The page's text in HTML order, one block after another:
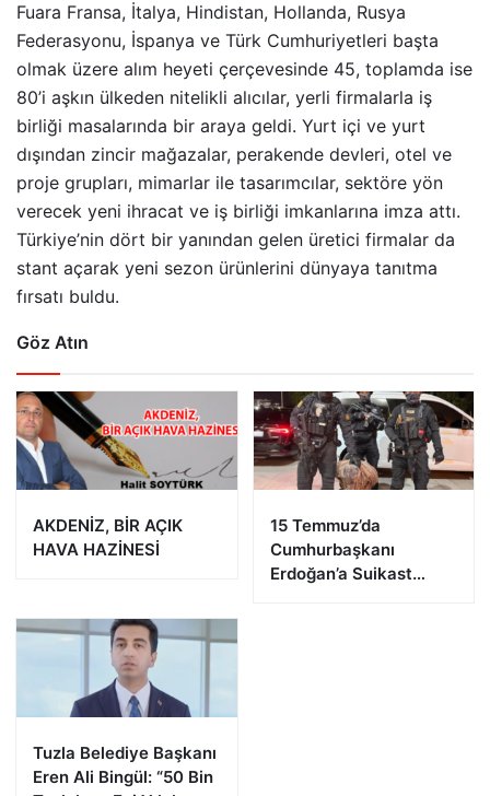
Fuara Fransa, İtalya, Hindistan, Hollanda, Rusya
Federasyonu, İspanya ve Türk Cumhuriyetleri başta
olmak üzere alım heyeti çerçevesinde 45, toplamda ise
80’i aşkın ülkeden nitelikli alıcılar, yerli firmalarla iş
birliği masalarında bir araya geldi. Yurt içi ve yurt
dışından zincir mağazalar, perakende devleri, otel ve
proje grupları, mimarlar ile tasarımcılar, sektöre yön
verecek yeni ihracat ve iş birliği imkanlarına imza attı.
Türkiye’nin dört bir yanından gelen üretici firmalar da
stant açarak yeni sezon ürünlerini dünyaya tanıtma
fırsatı buldu.
Göz Atın
AKDENİZ, BİR AÇIK
HAVA HAZİNESİ
15 Temmuz’da
Cumhurbaşkanı
Erdoğan’a Suikast
Tuzla Belediye Başkanı
Eren Ali Bingül: “50 Bin